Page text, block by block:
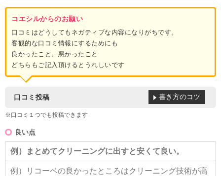
コエシルからのお願い
口コミはどうしてもネガティブな内容になりがちです。
客観的な口コミ情報にするためにも
良かったこと、悪かったこと
どちらもご記入頂けるとうれしいです
口コミ投稿
※口コミ１つでも投稿できます
書き方のコツ
良い点